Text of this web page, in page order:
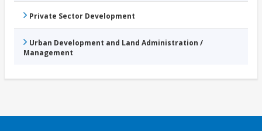
Private Sector Development
Urban Development and Land Administration /
Management